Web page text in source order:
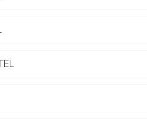
von Ihnen aufgerufene Link